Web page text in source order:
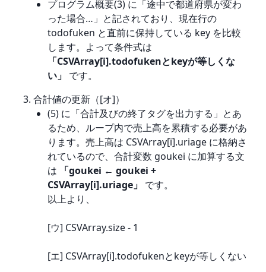
プログラム概要(3) に「途中で都道府県が変わ
った場合…」と記されており、現在行の
todofuken と直前に保持している key を比較
します。よって条件式は
「CSVArray[i].todofukenとkeyが等しくな
い」 です。
合計値の更新（[オ]）
(5) に「合計及びの終了タグを出力する」とあ
るため、ループ内で売上高を累積する必要があ
ります。売上高は CSVArray[i].uriage に格納さ
れているので、合計変数 goukei に加算する文
は
「goukei ← goukei +
CSVArray[i].uriage」 です。
以上より、
[ウ] CSVArray.size - 1
[エ] CSVArray[i].todofukenとkeyが等しくない